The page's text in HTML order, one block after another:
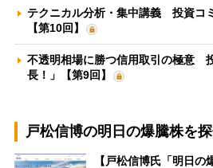
テクニカル分析・集中講義 投資コ
【第10回】
不透明相場に勝つ信用取引の極意
長！」【第9回】
戸松信博の明日の爆騰株を探
【戸松信博氏「明日